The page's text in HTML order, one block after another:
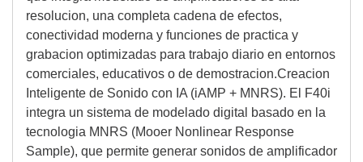
resolucion, una completa cadena de efectos,
conectividad moderna y funciones de practica y
grabacion optimizadas para trabajo diario en entornos
comerciales, educativos o de demostracion.Creacion
Inteligente de Sonido con IA (iAMP + MNRS). El F40i
integra un sistema de modelado digital basado en la
tecnologia MNRS (Mooer Nonlinear Response
Sample), que permite generar sonidos de amplificador